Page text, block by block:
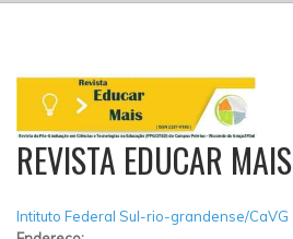
REVISTA EDUCAR MAIS
Intituto Federal Sul-rio-grandense/CaVG